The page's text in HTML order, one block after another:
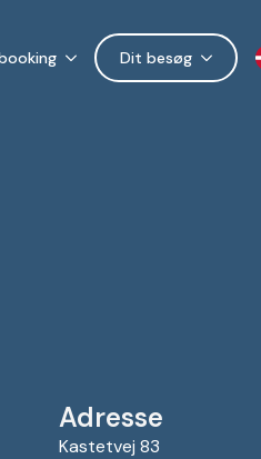
Dit besøg
Adresse
Kastetvej 83